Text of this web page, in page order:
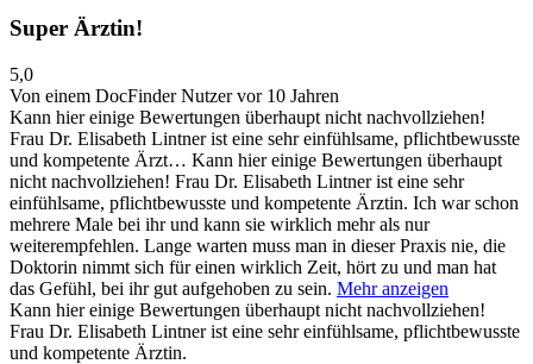
Super Ärztin!
5,0
Von einem DocFinder Nutzervor 10 Jahren
Kann hier einige Bewertungen überhaupt nicht nachvollziehen!
Frau Dr. Elisabeth Lintner ist eine sehr einfühlsame, pflichtbewusste
und kompetente Ärzt… Kann hier einige Bewertungen überhaupt
nicht nachvollziehen! Frau Dr. Elisabeth Lintner ist eine sehr
einfühlsame, pflichtbewusste und kompetente Ärztin. Ich war schon
mehrere Male bei ihr und kann sie wirklich mehr als nur
weiterempfehlen. Lange warten muss man in dieser Praxis nie, die
Doktorin nimmt sich für einen wirklich Zeit, hört zu und man hat
das Gefühl, bei ihr gut aufgehoben zu sein. Mehr anzeigen
Kann hier einige Bewertungen überhaupt nicht nachvollziehen!
Frau Dr. Elisabeth Lintner ist eine sehr einfühlsame, pflichtbewusste
und kompetente Ärztin.